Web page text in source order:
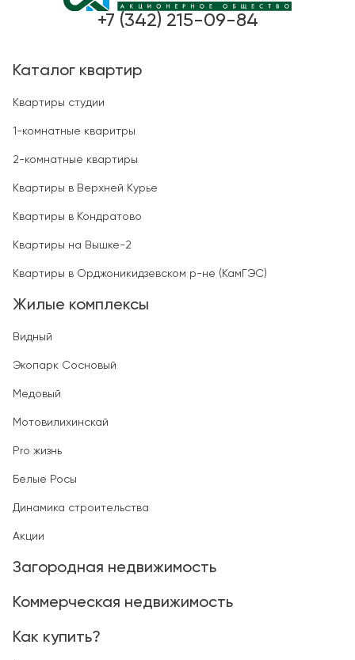
+7 (342) 215-09-84
Каталог квартир
Квартиры студии
1-комнатные кваритры
2-комнатные квартиры
Квартиры в Верхней Курье
Квартиры в Кондратово
Квартиры на Вышке-2
Квартиры в Орджоникидзевском р-не (КамГЭС)
Жилые комплексы
Видный
Экопарк Сосновый
Медовый
Мотовилихинскай
Pro жизнь
Белые Росы
Динамика строительства
Акции
Загородная недвижимость
Коммерческая недвижимость
Как купить?